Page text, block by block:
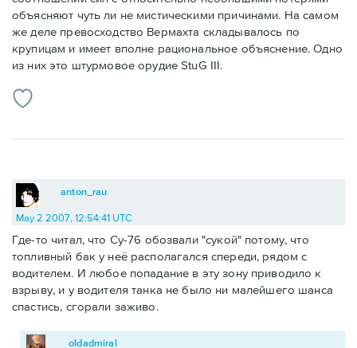
объясняют чуть ли не мистическими причинами. На самом
же деле превосходство Вермахта складывалось по
крупицам и имеет вполне рациональное объяснение. Одно
из них это штурмовое орудие StuG III.
anton_rau
May 2 2007, 12:54:41 UTC
Где-то читал, что Су-76 обозвали "сукой" потому, что
топливный бак у неё располагался спереди, рядом с
водителем. И любое попадание в эту зону приводило к
взрыву, и у водителя танка не было ни малейшего шанса
спастись, сгорали заживо.
oldadmiral